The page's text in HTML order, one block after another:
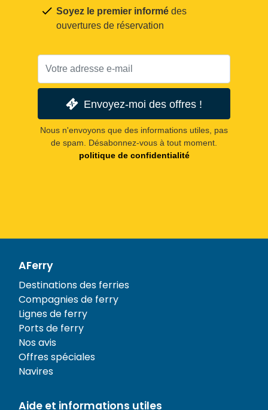
Soyez le premier informé des
ouvertures de réservation
Envoyez-moi des offres !
Nous n'envoyons que des informations utiles, pas
de spam. Désabonnez-vous à tout moment.
politique de confidentialité
AFerry
Destinations des ferries
Compagnies de ferry
Lignes de ferry
Ports de ferry
Nos avis
Offres spéciales
Navires
Aide et informations utiles